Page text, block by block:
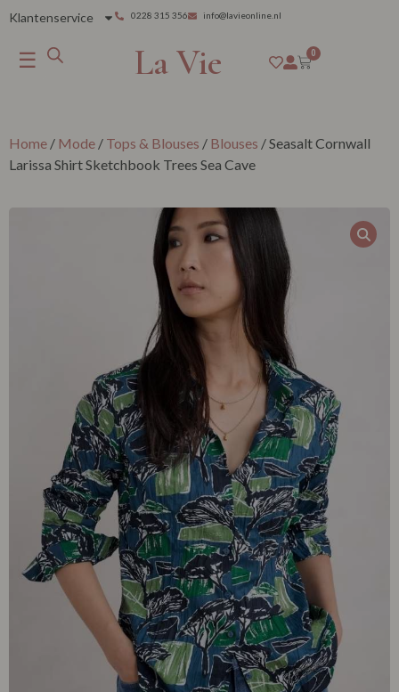
Klantenservice 0228 315 356 info@lavieonline.nl
☰ La Vie 0
Home / Mode / Tops & Blouses / Blouses / Seasalt Cornwall
Larissa Shirt Sketchbook Trees Sea Cave